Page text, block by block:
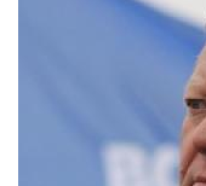
надзор